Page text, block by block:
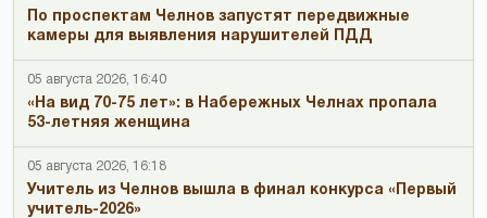
По проспектам Челнов запустят передвижные
камеры для выявления нарушителей ПДД
05 августа 2026, 16:40
«На вид 70-75 лет»: в Набережных Челнах пропала
53-летняя женщина
05 августа 2026, 16:18
Учитель из Челнов вышла в финал конкурса «Первый
учитель-2026»